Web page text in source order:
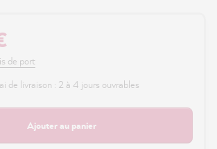
de port
de livraison : 2 à 4 jours ouvrables
Ajouter au panier